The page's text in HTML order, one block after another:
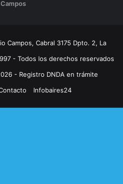
Campos
Campos, Cabral 3175 Dpto. 2, La
- Todos los derechos reservados
- Registro DNDA en trámite
Infobaires24